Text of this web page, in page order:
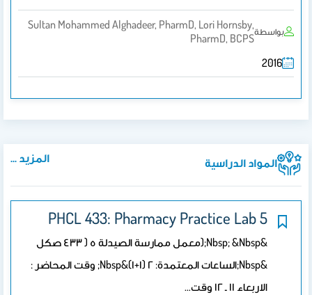
بواسطةSultan Mohammed Alghadeer, PharmD, Lori Hornsby,
PharmD, BCPS
2016
المواد الدراسية المزيد ...
PHCL 433: Pharmacy Practice Lab 5
&nbsp; &nbsp;(معمل ممارسة الصيدلة ٥ ( ٤٣٣ صكل
&nbsp;الساعات المعتمدة: ٢ (١+١)&nbsp; وقت المحاضر :
الاربعاء ١١ ـ ١٢ وقت…